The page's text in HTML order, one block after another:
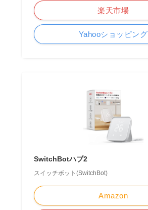
楽天市場
Yahooショッピング
SwitchBotハブ2
スイッチボット(SwitchBot)
Amazon